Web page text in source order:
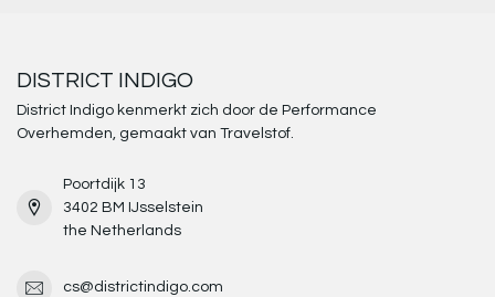
DISTRICT INDIGO
District Indigo kenmerkt zich door de Performance
Overhemden, gemaakt van Travelstof.
Poortdijk 13
3402 BM IJsselstein
the Netherlands
cs@districtindigo.com